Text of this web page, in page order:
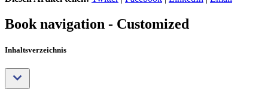
Book navigation - Customized
Inhaltsverzeichnis